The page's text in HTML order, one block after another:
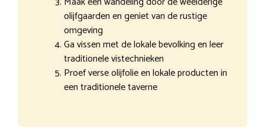
olijfgaarden en geniet van de rustige
omgeving
Ga vissen met de lokale bevolking en leer
traditionele vistechnieken
Proef verse olijfolie en lokale producten in
een traditionele taverne